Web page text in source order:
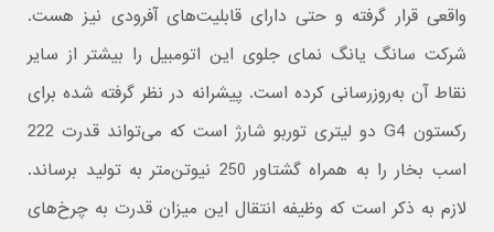
واقعی قرار گرفته و حتی دارای قابلیت‌های آفرودی نیز هست.
شرکت سانگ یانگ نمای جلوی این اتومبیل را بیشتر از سایر
نقاط آن به‌روزرسانی کرده است. پیشرانه در نظر گرفته شده برای
رکستون G4 دو لیتری توربو شارژ است که می‌تواند قدرت 222
اسب بخار را به همراه گشتاور 250 نیوتن‌متر به تولید برساند.
لازم به ذکر است که وظیفه انتقال این میزان قدرت به چرخ‌های